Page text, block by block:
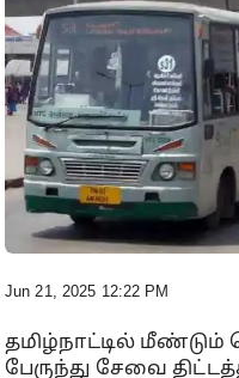
Jun 21, 2025 12:22 PM
தமிழ்நாட்டில்
பேருந்து சேவை